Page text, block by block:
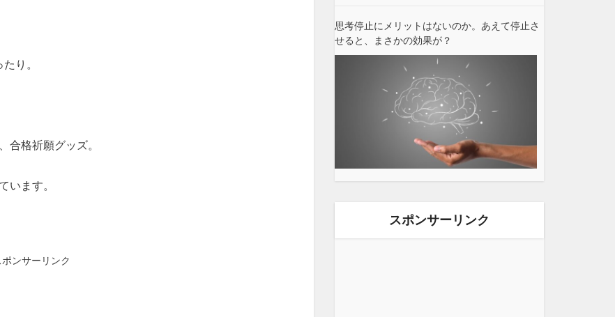
り。
合格祈願グッズ。
います。
ポンサーリンク
思考停止にメリットはないのか。あえて停止さ
せると、まさかの効果が？
スポンサーリンク